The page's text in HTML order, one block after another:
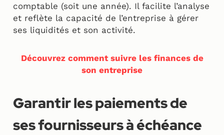
comptable (soit une année). Il facilite l’analyse
et reflète la capacité de l’entreprise à gérer
ses liquidités et son activité.
Découvrez comment suivre les finances de
son entreprise
Garantir les paiements de
ses fournisseurs à échéance